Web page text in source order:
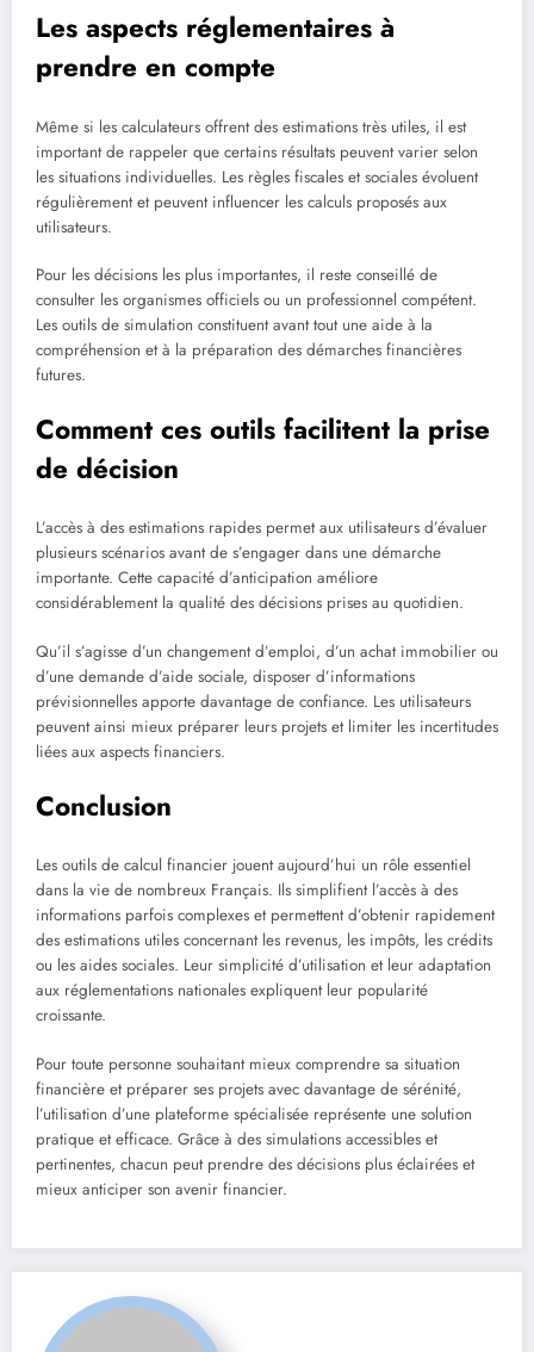
Les aspects réglementaires à
prendre en compte
Même si les calculateurs offrent des estimations très utiles, il est
important de rappeler que certains résultats peuvent varier selon
les situations individuelles. Les règles fiscales et sociales évoluent
régulièrement et peuvent influencer les calculs proposés aux
utilisateurs.
Pour les décisions les plus importantes, il reste conseillé de
consulter les organismes officiels ou un professionnel compétent.
Les outils de simulation constituent avant tout une aide à la
compréhension et à la préparation des démarches financières
futures.
Comment ces outils facilitent la prise
de décision
L’accès à des estimations rapides permet aux utilisateurs d’évaluer
plusieurs scénarios avant de s’engager dans une démarche
importante. Cette capacité d’anticipation améliore
considérablement la qualité des décisions prises au quotidien.
Qu’il s’agisse d’un changement d’emploi, d’un achat immobilier ou
d’une demande d’aide sociale, disposer d’informations
prévisionnelles apporte davantage de confiance. Les utilisateurs
peuvent ainsi mieux préparer leurs projets et limiter les incertitudes
liées aux aspects financiers.
Conclusion
Les outils de calcul financier jouent aujourd’hui un rôle essentiel
dans la vie de nombreux Français. Ils simplifient l’accès à des
informations parfois complexes et permettent d’obtenir rapidement
des estimations utiles concernant les revenus, les impôts, les crédits
ou les aides sociales. Leur simplicité d’utilisation et leur adaptation
aux réglementations nationales expliquent leur popularité
croissante.
Pour toute personne souhaitant mieux comprendre sa situation
financière et préparer ses projets avec davantage de sérénité,
l’utilisation d’une plateforme spécialisée représente une solution
pratique et efficace. Grâce à des simulations accessibles et
pertinentes, chacun peut prendre des décisions plus éclairées et
mieux anticiper son avenir financier.